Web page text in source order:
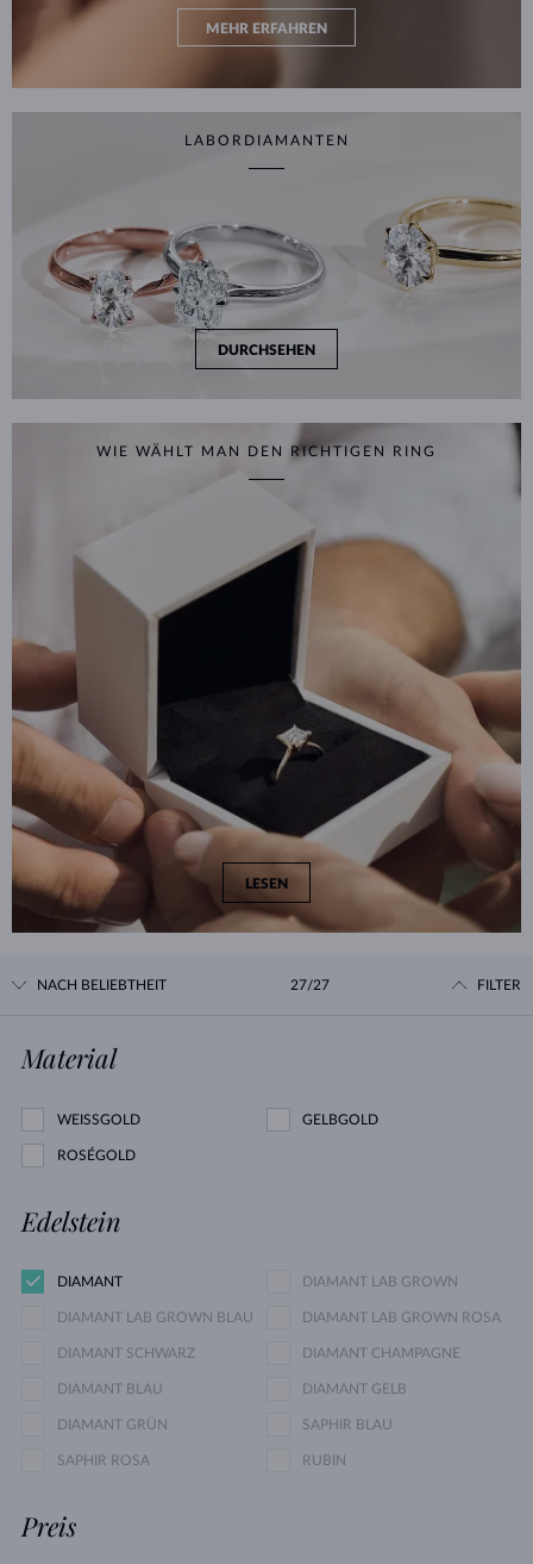
MEHR ERFAHREN
LABORDIAMANTEN
DURCHSEHEN
WIE WÄHLT MAN DEN RICHTIGEN RING
LESEN
NACH BELIEBTHEIT 27/27 FILTER
Material
WEISSGOLD GELBGOLD
ROSÉGOLD
Edelstein
DIAMANT DIAMANT LAB GROWN
DIAMANT LAB GROWN BLAU DIAMANT LAB GROWN ROSA
DIAMANT SCHWARZ DIAMANT CHAMPAGNE
DIAMANT BLAU DIAMANT GELB
DIAMANT GRÜN SAPHIR BLAU
SAPHIR ROSA RUBIN
Preis